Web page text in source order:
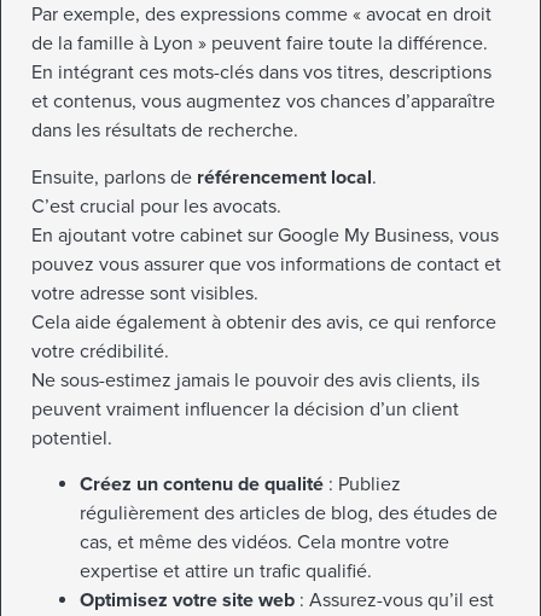
Par exemple, des expressions comme « avocat en droit
de la famille à Lyon » peuvent faire toute la différence.
En intégrant ces mots-clés dans vos titres, descriptions
et contenus, vous augmentez vos chances d’apparaître
dans les résultats de recherche.
Ensuite, parlons de référencement local.
C’est crucial pour les avocats.
En ajoutant votre cabinet sur Google My Business, vous
pouvez vous assurer que vos informations de contact et
votre adresse sont visibles.
Cela aide également à obtenir des avis, ce qui renforce
votre crédibilité.
Ne sous-estimez jamais le pouvoir des avis clients, ils
peuvent vraiment influencer la décision d’un client
potentiel.
Créez un contenu de qualité : Publiez
régulièrement des articles de blog, des études de
cas, et même des vidéos. Cela montre votre
expertise et attire un trafic qualifié.
Optimisez votre site web : Assurez-vous qu’il est